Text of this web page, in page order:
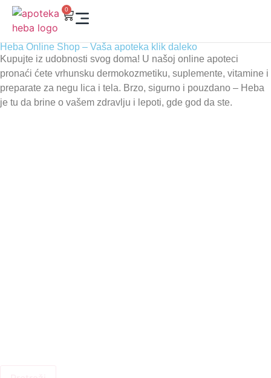
0
Heba Online Shop – Vaša apoteka klik daleko
Kupujte iz udobnosti svog doma! U našoj online apoteci
pronaći ćete vrhunsku dermokozmetiku, suplemente, vitamine i
preparate za negu lica i tela. Brzo, sigurno i pouzdano – Heba
je tu da brine o vašem zdravlju i lepoti, gde god da ste.